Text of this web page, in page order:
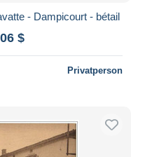
- Dampicourt - bétail
$
Privatperson